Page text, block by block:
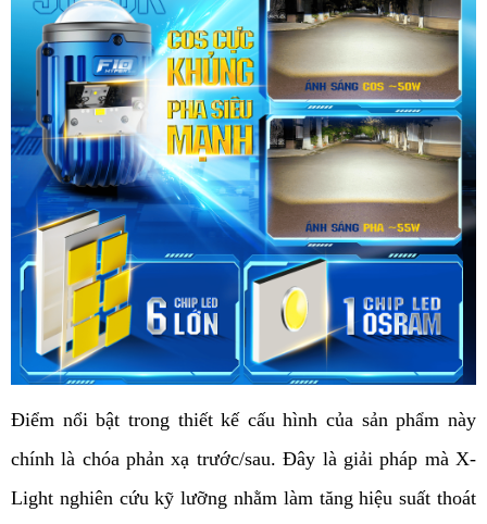
Điểm nổi bật trong thiết kế cấu hình của sản phẩm này
chính là chóa phản xạ trước/sau. Đây là giải pháp mà X-
Light nghiên cứu kỹ lưỡng nhằm làm tăng hiệu suất thoát